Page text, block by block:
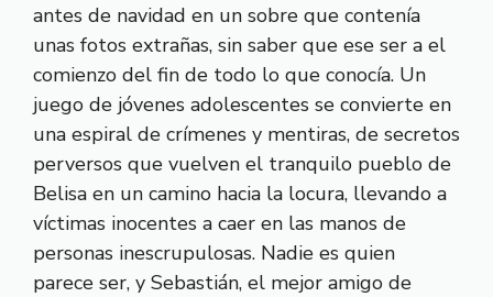
antes de navidad en un sobre que contenía
unas fotos extrañas, sin saber que ese ser a el
comienzo del fin de todo lo que conocía. Un
juego de jóvenes adolescentes se convierte en
una espiral de crímenes y mentiras, de secretos
perversos que vuelven el tranquilo pueblo de
Belisa en un camino hacia la locura, llevando a
víctimas inocentes a caer en las manos de
personas inescrupulosas. Nadie es quien
parece ser, y Sebastián, el mejor amigo de